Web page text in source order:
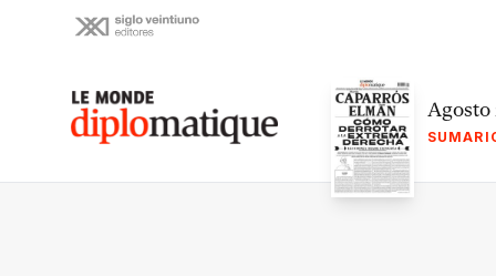
Le monde diplomatique
Agosto